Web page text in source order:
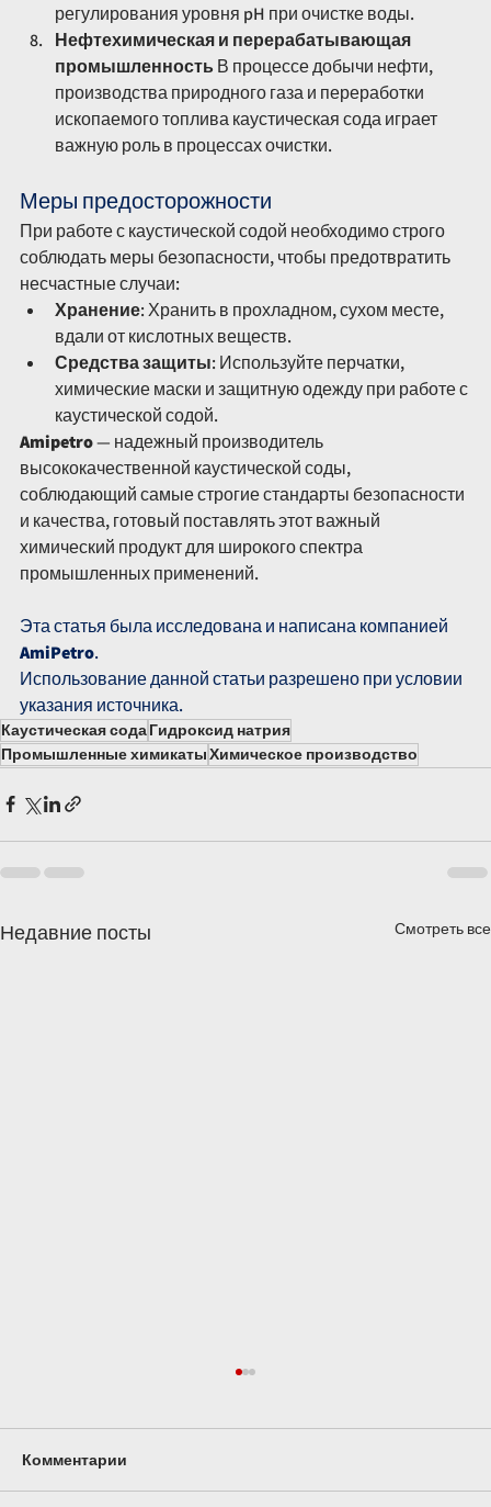
регулирования уровня pH при очистке воды.
Нефтехимическая и перерабатывающая
промышленность В процессе добычи нефти,
производства природного газа и переработки
ископаемого топлива каустическая сода играет
важную роль в процессах очистки.
Меры предосторожности
При работе с каустической содой необходимо строго
соблюдать меры безопасности, чтобы предотвратить
несчастные случаи:
Хранение: Хранить в прохладном, сухом месте,
вдали от кислотных веществ.
Средства защиты: Используйте перчатки,
химические маски и защитную одежду при работе с
каустической содой.
Amipetro — надежный производитель
высококачественной каустической соды,
соблюдающий самые строгие стандарты безопасности
и качества, готовый поставлять этот важный
химический продукт для широкого спектра
промышленных применений.
Эта статья была исследована и написана компанией
AmiPetro.
Использование данной статьи разрешено при условии
указания источника.
Каустическая содаГидроксид натрия
Промышленные химикатыХимическое производство
Недавние посты Смотреть все
Комментарии